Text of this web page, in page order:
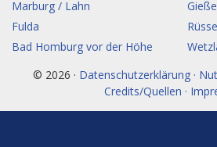
Marburg / Lahn
Fulda
Bad Homburg vor der Höhe
© 2026 · Datenschutzerklärung ·
Credits/Quellen ·